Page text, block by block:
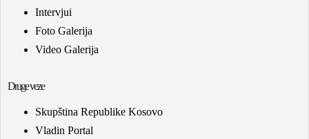
Intervjui
Foto Galerija
Video Galerija
Druge veze
Skupština Republike Kosovo
Vladin Portal